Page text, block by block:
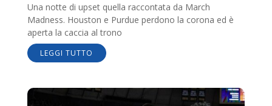
Una notte di upset quella raccontata da March
Madness. Houston e Purdue perdono la corona ed è
aperta la caccia al trono
LEGGI TUTTO